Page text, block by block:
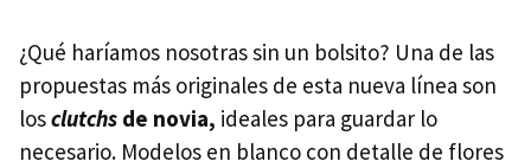
¿Qué haríamos nosotras sin un bolsito? Una de las
propuestas más originales de esta nueva línea son
losclutchs de novia, ideales para guardar lo
necesario. Modelos en blanco con detalle de flores